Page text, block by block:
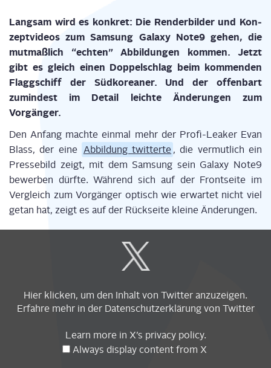
Lang­sam wird es kon­kret: Die Ren­der­bil­der und Kon­
zept­vi­de­os zum Sam­sung Gala­xy Note9 gehen, die
mut­maß­lich “ech­ten” Abbil­dun­gen kom­men. Jetzt
gibt es gleich einen Dop­pel­schlag beim kom­men­den
Flagg­schiff der Süd­ko­rea­ner. Und der offen­bart
zumin­dest im Detail leich­te Ände­run­gen zum
Vorgänger.
Den Anfang mach­te ein­mal mehr der Pro­fi-Lea­k­er Evan
Blass, der eine Abbil­dung twit­ter­te , die ver­mut­lich ein
Pres­se­bild zeigt, mit dem Sam­sung sein Gala­xy Note9
bewer­ben dürf­te. Wäh­rend sich auf der Front­sei­te im
Ver­gleich zum Vor­gän­ger optisch wie erwar­tet nicht viel
getan hat, zeigt es auf der Rück­sei­te klei­ne Änderungen.
content
from
Hier kli­cken, um den Inhalt von Twit­ter anzuzeigen.
Erfah­re mehr in der Daten­schutz­er­klä­rungvon Twitter
Learn more in X’s pri­va­cy poli­cy.
Always dis­play con­tent from X